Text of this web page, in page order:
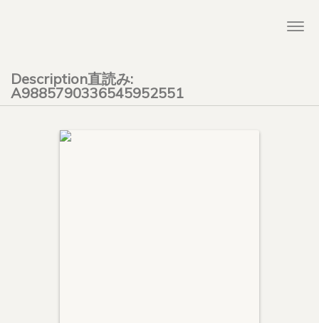
Description直読み:
A9885790336545952551